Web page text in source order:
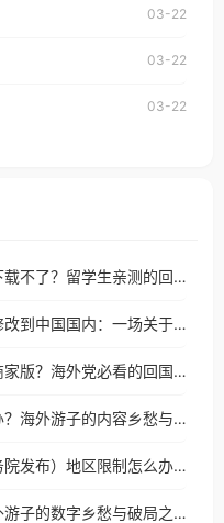
澳大利亚、欧洲等国家和地区
播放。 遇到这个问题
版权限制」的问题，无论人在
03-22
03-22
03-22
海外看电视地区限制怎么办下载不了？留学生亲测的回国加速方案（附2026世界杯观赛技巧）
在菲律宾用陌陌怎么把定位修改到中国国内：一场关于归属感与连接的探索
比利时怎么打不开美团外卖商家版？海外党必看的回国加速全攻略
时刻新闻国外地区限制怎么办？海外游子的内容乡愁与破局之路
在美国用国务院客户端（国务院发布）地区限制怎么办？3步解决海外看国内内容难题
瑞士怎么打不开蒙速办？海外游子的数字乡愁与破局之路